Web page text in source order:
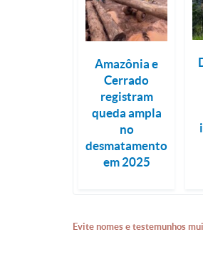
Amazônia e
Cerrado
registram
queda ampla
no
desmatamento
em 2025
Evite nomes e testemunhos